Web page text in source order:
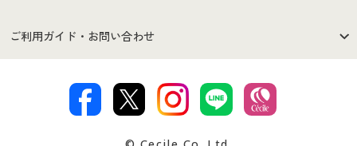
セシールご利用規約
著作権・商標について 会社案内
商品カテゴリ
ご利用ガイド・お問い合わせ
交換・返品は
お支払は